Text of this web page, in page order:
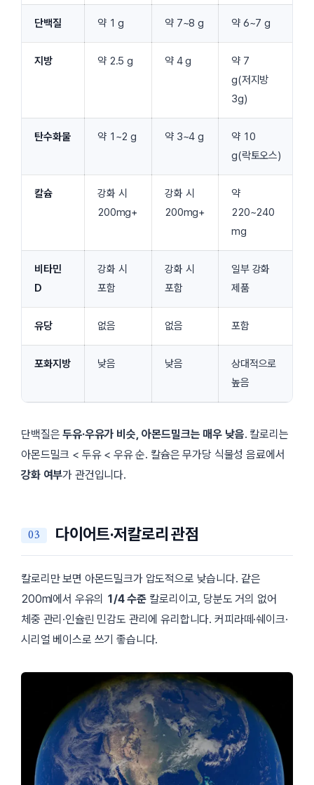
단백질 약 1 g 약 7~8 g 약 6~7 g
지방 약 2.5 g 약 4 g
약 7
g(저지방
3g)
탄수화물 약 1~2 g 약 3~4 g
약 10
g(락토오스)
칼슘
강화 시
200mg+
강화 시
200mg+
약
220~240
mg
비타민
D
강화 시
포함
강화 시
포함
일부 강화
제품
유당 없음 없음 포함
포화지방 낮음 낮음
상대적으로
높음
단백질은두유·우유가 비슷, 아몬드밀크는 매우 낮음. 칼로리는
아몬드밀크 < 두유 < 우유 순. 칼슘은 무가당 식물성 음료에서
강화 여부가 관건입니다.
다이어트·저칼로리 관점
칼로리만 보면 아몬드밀크가 압도적으로 낮습니다. 같은
200ml에서 우유의 1/4 수준 칼로리이고, 당분도 거의 없어
체중 관리·인슐린 민감도 관리에 유리합니다. 커피라떼·쉐이크·
시리얼 베이스로 쓰기 좋습니다.